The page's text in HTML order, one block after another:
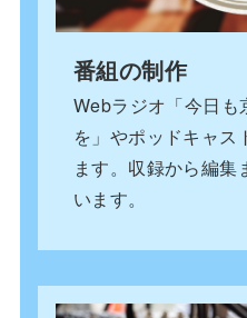
番組の制作
Webラジオ「今日も
を」やポッドキャス
ます。収録から編集
います。